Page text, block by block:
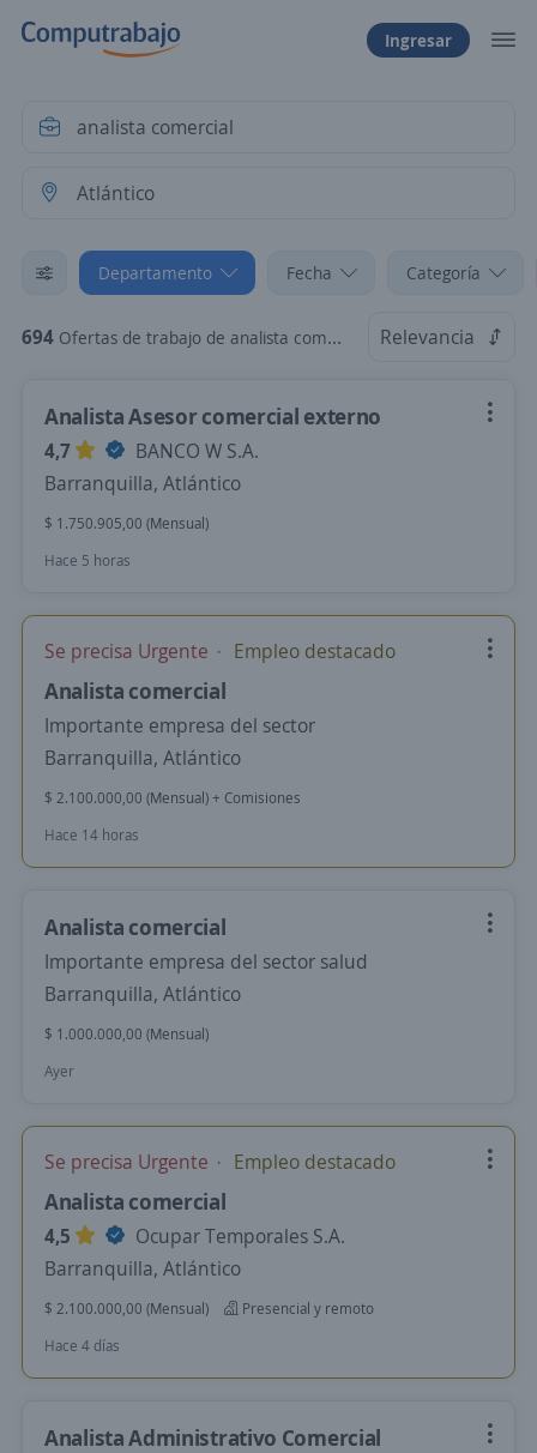
Ingresar
Departamento Fecha Categoría
694 Ofertas de trabajo de analista comercial en Atlántico Relevancia
Analista Asesor comercial externo
4,7
BANCO W S.A.
Barranquilla, Atlántico
$ 1.750.905,00 (Mensual)
Hace 5 horas
Se precisa Urgente Empleo destacado
Analista comercial
Importante empresa del sector
Barranquilla, Atlántico
$ 2.100.000,00 (Mensual) + Comisiones
Hace 14 horas
Analista comercial
Importante empresa del sector salud
Barranquilla, Atlántico
$ 1.000.000,00 (Mensual)
Ayer
Se precisa Urgente Empleo destacado
Analista comercial
4,5
Ocupar Temporales S.A.
Barranquilla, Atlántico
$ 2.100.000,00 (Mensual)
Presencial y remoto
Hace 4 días
Analista Administrativo Comercial